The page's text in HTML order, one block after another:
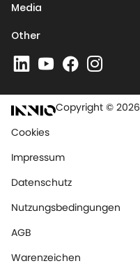
Media
Other
Copyright © 2026
Cookies
Impressum
Datenschutz
Nutzungsbedingungen
AGB
Warenzeichen